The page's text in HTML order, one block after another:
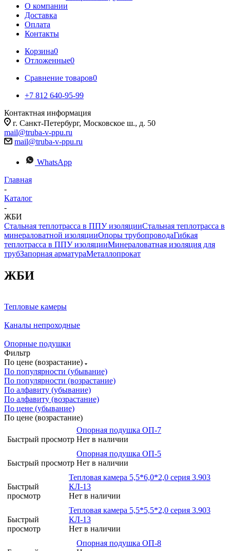
О компании
Доставка
Оплата
Контакты
Корзина0
Отложенные0
Сравнение товаров0
+7 812 640-95-99
Контактная информация
г. Санкт-Петербург, Московское ш., д. 50
mail@truba-v-ppu.ru
mail@truba-v-ppu.ru
WhatsApp
Главная
-
Каталог
-
ЖБИ
Стальная теплотрасса в ППУ изоляцииСтальная теплотрасса в
минераловатной изоляцииОпоры трубопроводаГибкая
теплотрасса в ППУ изоляцииМинераловатная изоляция для
трубЗапорная арматураМеталлопрокат
ЖБИ
Тепловые камеры
Каналы непроходные
Опорные подушки
Фильтр
По цене (возрастание)
По популярности (убывание)
По популярности (возрастание)
По алфавиту (убывание)
По алфавиту (возрастание)
По цене (убывание)
По цене (возрастание)
Быстрый просмотр
Опорная подушка ОП-7
Нет в наличии
Быстрый просмотр
Опорная подушка ОП-5
Нет в наличии
Быстрый
просмотр
Тепловая камера 5,5*6,0*2,0 серия 3.903
КЛ-13
Нет в наличии
Быстрый
просмотр
Тепловая камера 5,5*5,5*2,0 серия 3.903
КЛ-13
Нет в наличии
Опорная подушка ОП-8